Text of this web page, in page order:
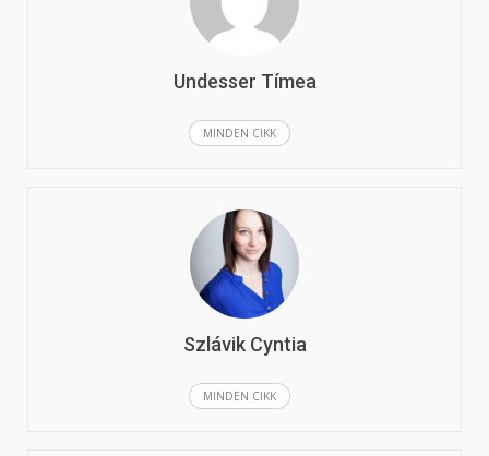
Undesser Tímea
MINDEN CIKK
Szlávik Cyntia
MINDEN CIKK